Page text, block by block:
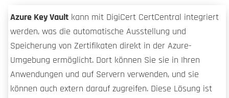
Azure Key Vault kann mit DigiCert CertCentral integriert
werden, was die automatische Ausstellung und
Speicherung von Zertifikaten direkt in der Azure-
Umgebung ermöglicht. Dort können Sie sie in Ihren
Anwendungen und auf Servern verwenden, und sie
können auch extern darauf zugreifen. Diese Lösung ist